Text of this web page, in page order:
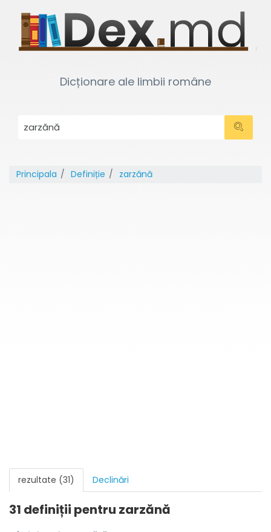
Dicționare ale limbii române
Principala Definiție zarzănă
rezultate (31) Declinări
31 definiții pentru zarzănă